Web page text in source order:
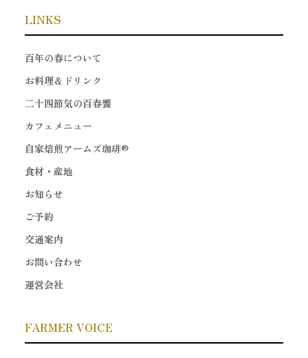
LINKS
百年の春について
お料理＆ドリンク
二十四節気の百春饗
カフェメニュー
自家焙煎アームズ珈琲®
食材・産地
お知らせ
ご予約
交通案内
お問い合わせ
運営会社
FARMER VOICE